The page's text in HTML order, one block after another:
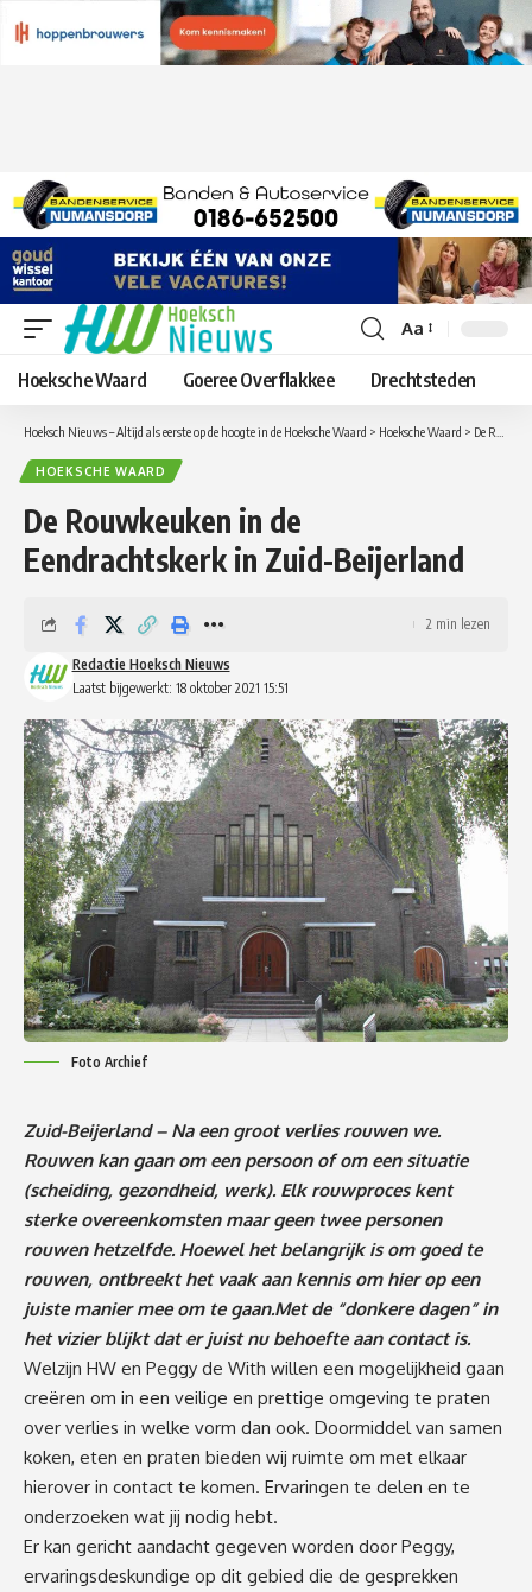
Lettergrootte
aanpassen
Aa
Hoeksche Waard Goeree Overflakkee Drechtsteden
Hoeksch Nieuws – Altijd als eerste op de hoogte in de Hoeksche Waard > Hoeksche Waard > De Rouwkeuken in de Eendrachtskerk in Zuid-Beijerland
HOEKSCHE WAARD
De Rouwkeuken in de
Eendrachtskerk in Zuid-Beijerland
Laatst bijgewerkt: 18 oktober 2021 15:51
Redactie Hoeksch Nieuws
2 min lezen
Foto Archief
Zuid-Beijerland – Na een groot verlies rouwen we.
Rouwen kan gaan om een persoon of om een situatie
(scheiding, gezondheid, werk). Elk rouwproces kent
sterke overeenkomsten maar geen twee personen
rouwen hetzelfde. Hoewel het belangrijk is om goed te
rouwen, ontbreekt het vaak aan kennis om hier op een
juiste manier mee om te gaan.Met de “donkere dagen” in
het vizier blijkt dat er juist nu behoefte aan contact is.
Welzijn HW en Peggy de With willen een mogelijkheid gaan
creëren om in een veilige en prettige omgeving te praten
over verlies in welke vorm dan ook. Doormiddel van samen
koken, eten en praten bieden wij ruimte om met elkaar
hierover in contact te komen. Ervaringen te delen en te
onderzoeken wat jij nodig hebt.
Er kan gericht aandacht gegeven worden door Peggy,
ervaringsdeskundige op dit gebied die de gesprekken